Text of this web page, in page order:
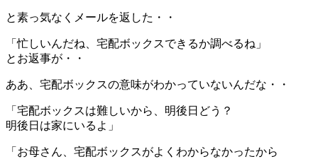
と素っ気なくメールを返した・・
「忙しいんだね、宅配ボックスできるか調べるね」
とお返事が・・
ああ、宅配ボックスの意味がわかっていないんだな・・
「宅配ボックスは難しいから、明後日どう？
明後日は家にいるよ」
「お母さん、宅配ボックスがよくわからなかったから